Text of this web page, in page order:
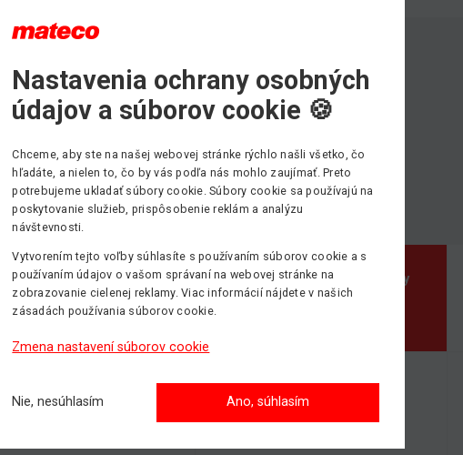
Výber kategórie strojov
Kĺbové plošiny
Max. pracovná
výška: 43m
Stĺpové plošiny
Max. pracovná
Pásové plošiny
Max. pracovná
Nastavenia ochrany osobných
údajov a súborov cookie 🍪
Chceme, aby ste na našej webovej stránke rýchlo našli všetko, čo
hľadáte, a nielen to, čo by vás podľa nás mohlo zaujímať. Preto
potrebujeme ukladať súbory cookie. Súbory cookie sa používajú na
poskytovanie služieb, prispôsobenie reklám a analýzu
návštevnosti.
Vytvorením tejto voľby súhlasíte s používaním súborov cookie a s
používaním údajov o vašom správaní na webovej stránke na
zobrazovanie cielenej reklamy. Viac informácií nájdete v našich
zásadách používania súborov cookie.
Zmena nastavení súborov cookie
Nie, nesúhlasím Ano, súhlasím